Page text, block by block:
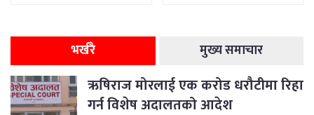
भर्खरै मुख्य समाचार
ऋषिराज मोरलाई एक करोड धरौटीमा रिहा
गर्न विशेष अदालतको आदेश